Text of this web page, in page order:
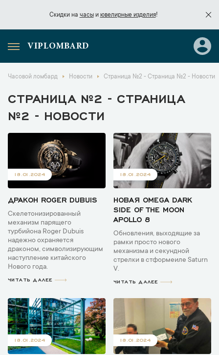
Скидки на часыи ювелирные изделия!
Скидки начасы
VIPLOMBARD
Часовой ломбард Новости Страница №2 - Страница №2 - Новости
СТРАНИЦА №2 - СТРАНИЦА
№2 - НОВОСТИ
18.01.2024
ДРАКОН ROGER DUBUIS
Cкелетонизированный
механизм парящего
турбийона Roger Dubuis
надежно охраняется
драконом, символизирующим
наступление китайского
Нового года.
ЧИТАТЬ ДАЛЕЕ
18.01.2024
НОВАЯ OMEGA DARK
SIDE OF THE MOON
APOLLO 8
Обновления, выходящие за
рамки просто нового
механизма и секундной
стрелки в стформеиле Saturn
V.
ЧИТАТЬ ДАЛЕЕ
18.01.2024 18.01.2024